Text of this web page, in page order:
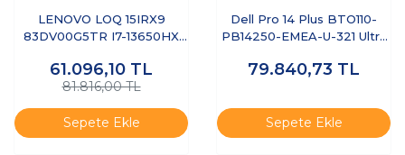
LENOVO LOQ 15IRX9
83DV00G5TR I7-13650HX
RTX3050 15.6" DOS
61.096,10 TL
81.816,00 TL
Sepete Ekle
Dell Pro 14 Plus BTO110-
PB14250-EMEA-U-321 Ultra
Free Dos Dizüstü Bilgisayar
79.840,73 TL
Sepete Ekle